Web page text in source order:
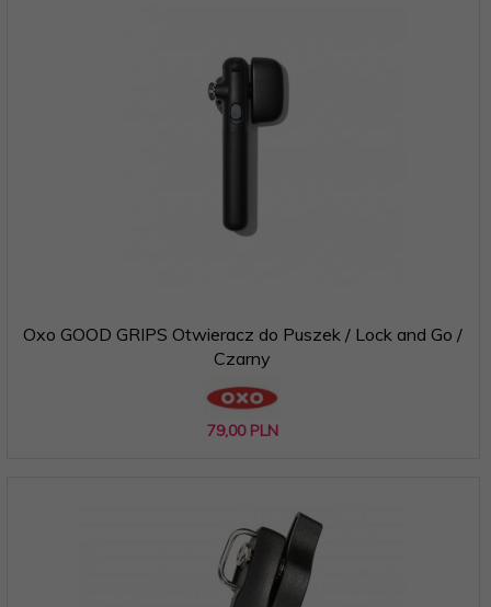
Oxo GOOD GRIPS Otwieracz do Puszek / Lock and Go /
Czarny
79,00 PLN